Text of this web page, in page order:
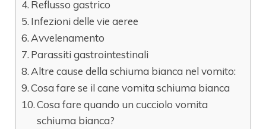
Reflusso gastrico
Infezioni delle vie aeree
Avvelenamento
Parassiti gastrointestinali
Altre cause della schiuma bianca nel vomito:
Cosa fare se il cane vomita schiuma bianca
Cosa fare quando un cucciolo vomita
schiuma bianca?